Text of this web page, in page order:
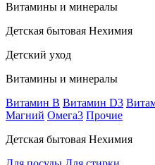
Витамины и минералы
Детская бытовая Нехимия
Детский уход
Витамины и минералы
Витамин В Витамин D3
Магний Омега3 Прочие
Детская бытовая Нехимия